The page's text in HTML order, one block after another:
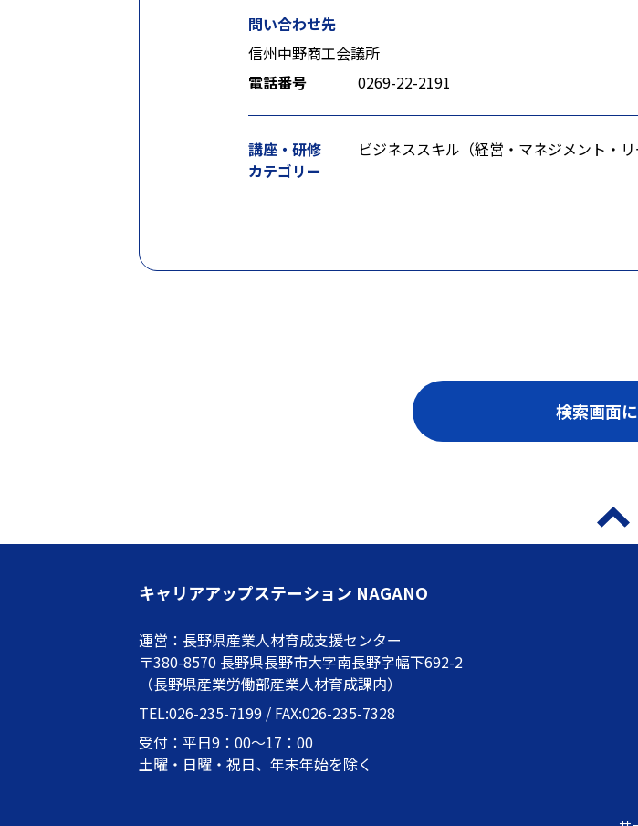
問い合わせ先
信州中野商工会議所
電話番号
0269-22-2191
講座・研修
カテゴリー
ビジネススキル（経営・マネジメント・リ
検索画面
キャリアアップステーション NAGANO
運営：長野県産業人材育成支援センター
〒380-8570 長野県長野市大字南長野字幅下692-2
（長野県産業労働部産業人材育成課内）
TEL:026-235-7199 / FAX:026-235-7328
受付：平日9：00～17：00
土曜・日曜・祝日、年末年始を除く